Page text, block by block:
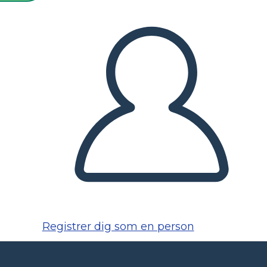
Registrer dig som en person